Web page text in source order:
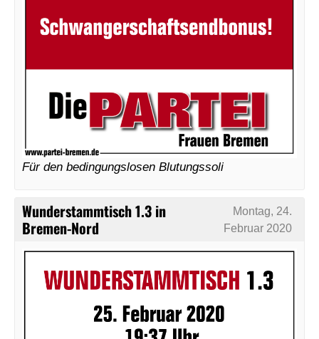
Für den bedingungslosen Blutungssoli
Wunderstammtisch 1.3 in
Bremen-Nord
Montag, 24.
Februar 2020